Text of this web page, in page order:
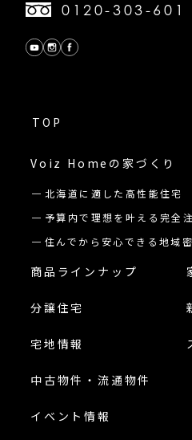
0120-303-601
TOP
Voiz Homeの 家づくり
北海道に適した高性能住宅
予算内で理想を叶える完全
住んでから安心できる地域
商品ラインナップ
分譲住宅
宅地情報
中古物件・流通物件
イベント情報